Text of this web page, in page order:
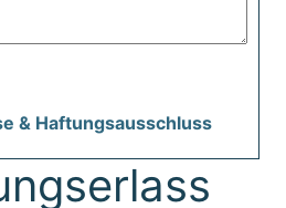
& Haftungsausschluss